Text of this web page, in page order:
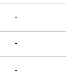
-
-
-